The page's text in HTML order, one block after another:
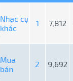
Nhạc cụ
khác
1 7,812
Mua
bán
2 9,692